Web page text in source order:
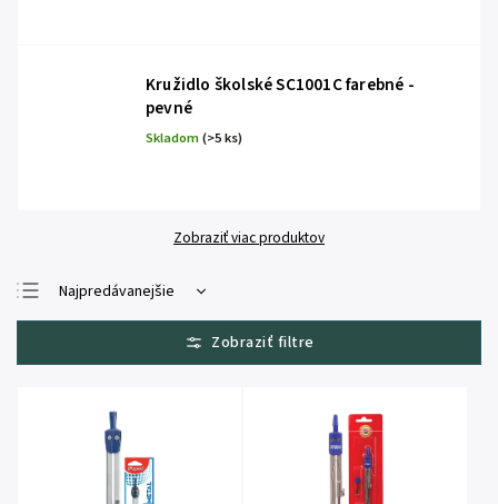
Kružidlo školské SC1001C farebné -
pevné
Skladom(>5 ks)
Zobraziť viac produktov
Najpredávanejšie
Najlacnejšie
Najdrahšie